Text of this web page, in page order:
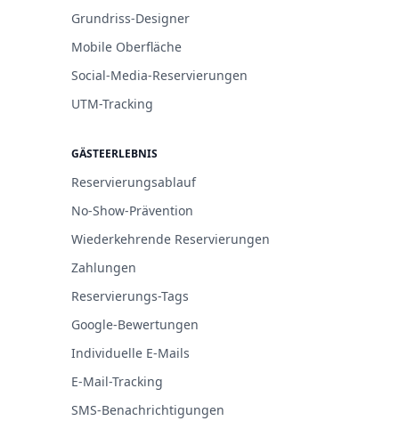
Grundriss-Designer
Mobile Oberfläche
Social-Media-Reservierungen
UTM-Tracking
GÄSTEERLEBNIS
Reservierungsablauf
No-Show-Prävention
Wiederkehrende Reservierungen
Zahlungen
Reservierungs-Tags
Google-Bewertungen
Individuelle E-Mails
E-Mail-Tracking
SMS-Benachrichtigungen